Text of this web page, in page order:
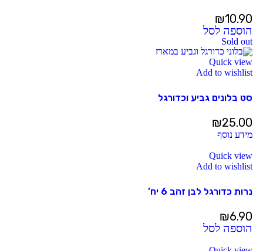
₪10.90
הוספה לסל
Sold out
Quick view
Add to wishlist
סט בלונים גביע וכדורגל
₪25.00
מידע נוסף
Quick view
Add to wishlist
נרות כדורגל לבן זהב 6 יח’
₪6.90
הוספה לסל